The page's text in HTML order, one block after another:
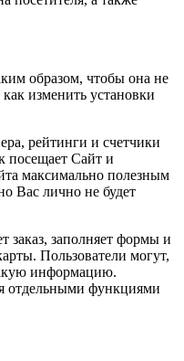
образом, чтобы она не
изменить установки
рейтинги и счетчики
посещает Сайт и
максимально полезным
Вас лично не будет
заказ, заполняет формы и
Пользователи могут,
информацию.
отдельными функциями